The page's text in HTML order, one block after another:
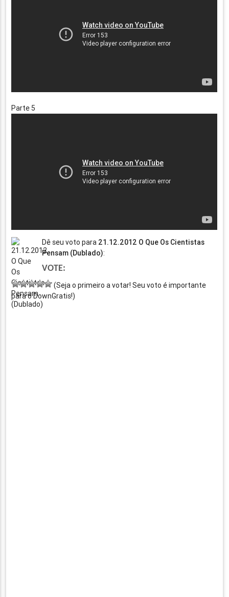
Parte 5
Dê seu voto para 21.12.2012 O Que Os Cientistas
Pensam (Dublado):
VOTE:
(Seja o primeiro a votar! Seu voto é importante
para o DownGratis!)